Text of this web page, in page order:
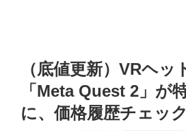
（底値更新）VRヘッ
「Meta Quest 2」が
に、価格履歴チェック